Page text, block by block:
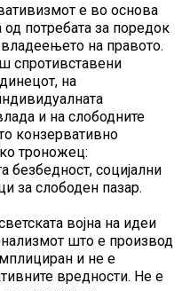
е во основа
потребата за поредок
на правото.
спротивставени
на
и на слободните
конзервативно
троножец:
безбедност, социјални
за слободен пазар.
војна на идеи
што е производ
и не е
вредности. Не е